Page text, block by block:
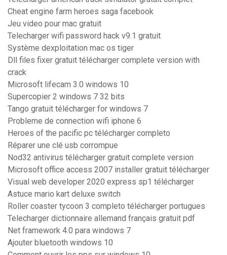
Cheat engine farm heroes saga facebook
Jeu video pour mac gratuit
Telecharger wifi password hack v9.1 gratuit
Système dexploitation mac os tiger
Dll files fixer gratuit télécharger complete version with
crack
Microsoft lifecam 3.0 windows 10
Supercopier 2 windows 7 32 bits
Tango gratuit télécharger for windows 7
Probleme de connection wifi iphone 6
Heroes of the pacific pc télécharger completo
Réparer une clé usb corrompue
Nod32 antivirus télécharger gratuit complete version
Microsoft office access 2007 installer gratuit télécharger
Visual web developer 2020 express sp1 télécharger
Astuce mario kart deluxe switch
Roller coaster tycoon 3 completo télécharger portugues
Telecharger dictionnaire allemand français gratuit pdf
Net framework 4.0 para windows 7
Ajouter bluetooth windows 10